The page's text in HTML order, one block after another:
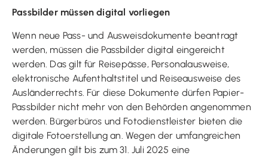
Passbilder müssen digital vorliegen
Wenn neue Pass- und Ausweisdokumente beantragt
werden, müssen die Passbilder digital eingereicht
werden. Das gilt für Reisepässe, Personalausweise,
elektronische Aufenthaltstitel und Reiseausweise des
Ausländerrechts. Für diese Dokumente dürfen Papier-
Passbilder nicht mehr von den Behörden angenommen
werden. Bürgerbüros und Fotodienstleister bieten die
digitale Fotoerstellung an. Wegen der umfangreichen
Änderungen gilt bis zum 31. Juli 2025 eine